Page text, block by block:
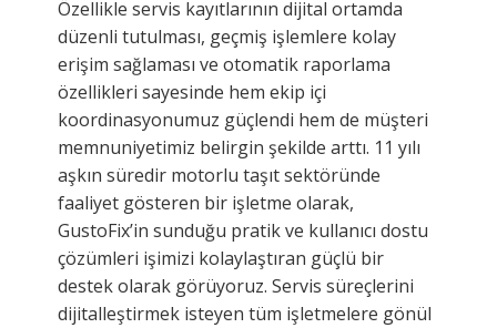
Özellikle servis kayıtlarının dijital ortamda
düzenli tutulması, geçmiş işlemlere kolay
erişim sağlaması ve otomatik raporlama
özellikleri sayesinde hem ekip içi
koordinasyonumuz güçlendi hem de müşteri
memnuniyetimiz belirgin şekilde arttı. 11 yılı
aşkın süredir motorlu taşıt sektöründe
faaliyet gösteren bir işletme olarak,
GustoFix’in sunduğu pratik ve kullanıcı dostu
çözümleri işimizi kolaylaştıran güçlü bir
destek olarak görüyoruz. Servis süreçlerini
dijitalleştirmek isteyen tüm işletmelere gönül